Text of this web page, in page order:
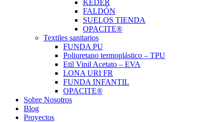
KEDER
FALDÓN
SUELOS TIENDA
OPACITE®
Textiles sanitarios
FUNDA PU
Poliuretano termoplástico – TPU
Etil Vinil Acetato – EVA
LONA URI FR
FUNDA INFANTIL
OPACITE®
Sobre Nosotros
Blog
Proyectos